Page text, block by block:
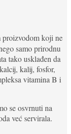
proizvodom koji ne
samo prirodnu
tako usklađen da
kalij, fosfor,
vitamina B i
se osvrnuti na
već servirala.